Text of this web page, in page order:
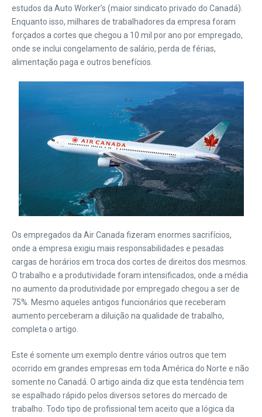
estudos da Auto Worker’s (maior sindicato privado do Canadá).
Enquanto isso, milhares de trabalhadores da empresa foram
forçados a cortes que chegou a 10 mil por ano por empregado,
onde se inclui congelamento de salário, perda de férias,
alimentação paga e outros benefícios.
Os empregados da Air Canada fizeram enormes sacrifícios,
onde a empresa exigiu mais responsabilidades e pesadas
cargas de horários em troca dos cortes de direitos dos mesmos.
O trabalho e a produtividade foram intensificados, onde a média
no aumento da produtividade por empregado chegou a ser de
75%. Mesmo aqueles antigos funcionários que receberam
aumento perceberam a diluição na qualidade de trabalho,
completa o artigo.
Este é somente um exemplo dentre vários outros que tem
ocorrido em grandes empresas em toda América do Norte e não
somente no Canadá. O artigo ainda diz que esta tendência tem
se espalhado rápido pelos diversos setores do mercado de
trabalho. Todo tipo de profissional tem aceito que a lógica da